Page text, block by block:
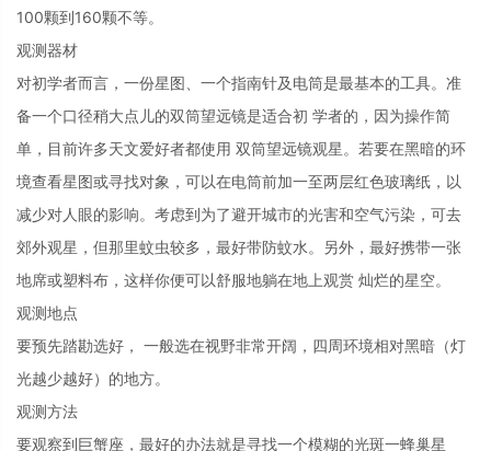
100颗到160颗不等。
观测器材
对初学者而言，一份星图、一个指南针及电筒是最基本的工具。准
备一个口径稍大点儿的双筒望远镜是适合初 学者的，因为操作简
单，目前许多天文爱好者都使用 双筒望远镜观星。若要在黑暗的环
境查看星图或寻找对象，可以在电筒前加一至两层红色玻璃纸，以
减少对人眼的影响。考虑到为了避开城市的光害和空气污染，可去
郊外观星，但那里蚊虫较多，最好带防蚊水。另外，最好携带一张
地席或塑料布，这样你便可以舒服地躺在地上观赏 灿烂的星空。
观测地点
要预先踏勘选好， 一般选在视野非常开阔，四周环境相对黑暗（灯
光越少越好）的地方。
观测方法
要观察到巨蟹座，最好的办法就是寻找一个模糊的光斑一蜂巢星